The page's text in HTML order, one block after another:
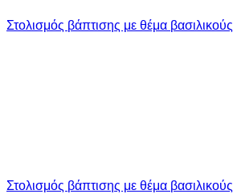
Στολισμός βάπτισης με θέμα βασιλικούς
Στολισμός βάπτισης με θέμα βασιλικούς